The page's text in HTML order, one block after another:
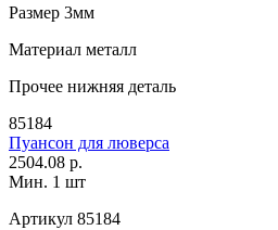
Размер 3мм
Материал металл
Прочее нижняя деталь
85184
Пуансон для люверса
2504.08 р.
Мин. 1 шт
Артикул 85184